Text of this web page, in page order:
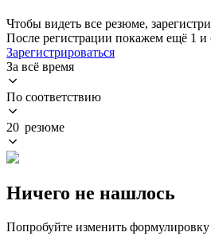
Чтобы видеть все резюме,
После регистрации покажем ещё 1 и
Зарегистрироваться
За всё время
По соответствию
20 резюме
Ничего не нашлось
Попробуйте изменить